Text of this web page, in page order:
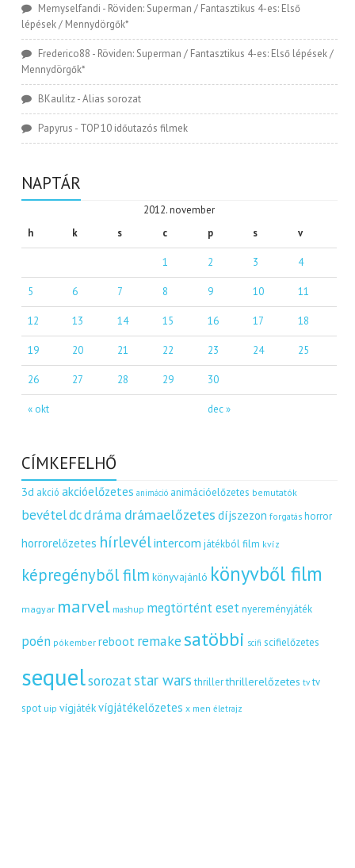
Memyselfandi - Röviden: Superman / Fantasztikus 4-es: Első
lépések / Mennydörgők*
Frederico88 - Röviden: Superman / Fantasztikus 4-es: Első lépések /
Mennydörgők*
BKaulitz-Alias sorozat
Papyrus - TOP 10 időutazós filmek
NAPTÁR
2012. november
h
k s c p s v
« okt dec »
1 2 3 4
5 6 7 8 9 10 11
12 13 14 15 16 17 18
19 20 21 22 23 24 25
26 27 28 29 30
CÍMKEFELHŐ
3d akció akcióelőzetes animáció animációelőzetes bemutatók
bevételdcdráma drámaelőzetes díjszezon forgatás horror
horrorelőzetes hírlevélintercom játékból film kvíz
képregényből film könyvajánló könyvből film
magyar marvel mashup megtörtént eset nyereményjáték
poén pókember reboot remakesatöbbi scifi scifielőzetes
sequelsorozatstar wars thriller thrillerelőzetes tv tv
spot uip vígjátékvígjátékelőzetes x men életrajz